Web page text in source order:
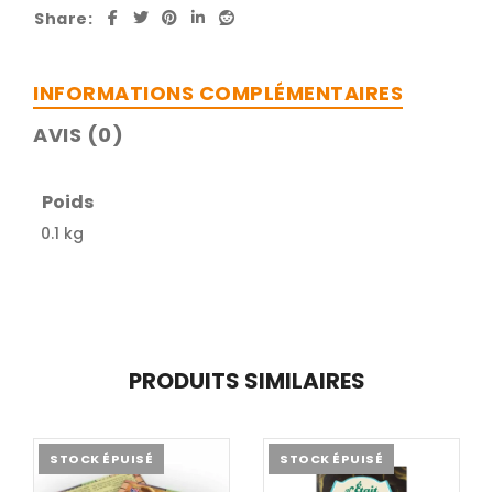
Share:
INFORMATIONS COMPLÉMENTAIRES
AVIS (0)
Poids
0.1 kg
PRODUITS SIMILAIRES
STOCK ÉPUISÉ STOCK ÉPUISÉ